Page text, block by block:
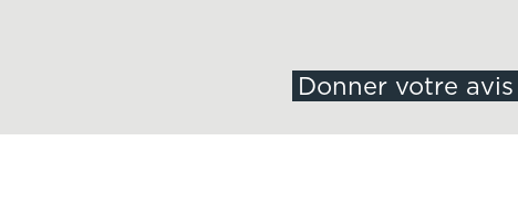
Donner votre avis